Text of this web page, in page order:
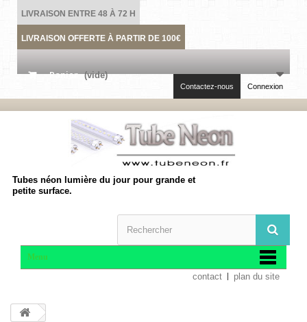
LIVRAISON ENTRE 48 À 72 H
LIVRAISON OFFERTE À PARTIR DE 100€
Panier (vide)
Connexion
Contactez-nous
Tubes néon lumière du jour pour grande et
petite surface.
Menu
contact plan du site